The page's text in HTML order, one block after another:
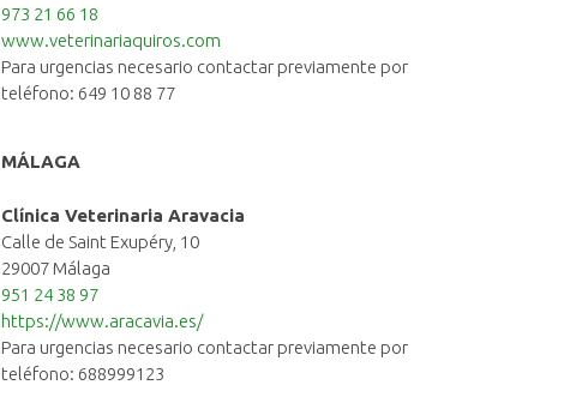
973 21 66 18
www.veterinariaquiros.com
Para urgencias necesario contactar previamente por
teléfono: 649 10 88 77
MÁLAGA
Clínica Veterinaria Aravacia
Calle de Saint Exupéry, 10
29007 Málaga
951 24 38 97
https://www.aracavia.es/
Para urgencias necesario contactar previamente por
teléfono: 688999123